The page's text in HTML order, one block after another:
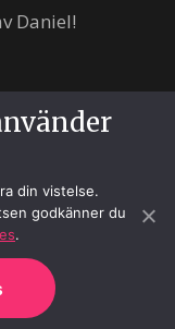
Daniel!
träffa oss så
AB
din vistelse.
godkänner du
.